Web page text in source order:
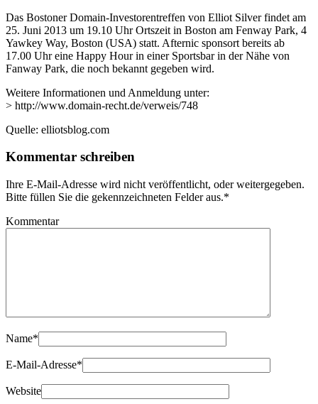
Das Bostoner Domain-Investorentreffen von Elliot Silver findet am
25. Juni 2013 um 19.10 Uhr Ortszeit in Boston am Fenway Park, 4
Yawkey Way, Boston (USA) statt. Afternic sponsort bereits ab
17.00 Uhr eine Happy Hour in einer Sportsbar in der Nähe von
Fanway Park, die noch bekannt gegeben wird.
Weitere Informationen und Anmeldung unter:
> http://www.domain-recht.de/verweis/748
Quelle: elliotsblog.com
Kommentar schreiben
Ihre E-Mail-Adresse wird nicht veröffentlicht, oder weitergegeben.
Bitte füllen Sie die gekennzeichneten Felder aus.*
Kommentar
Name*
E-Mail-Adresse*
Website